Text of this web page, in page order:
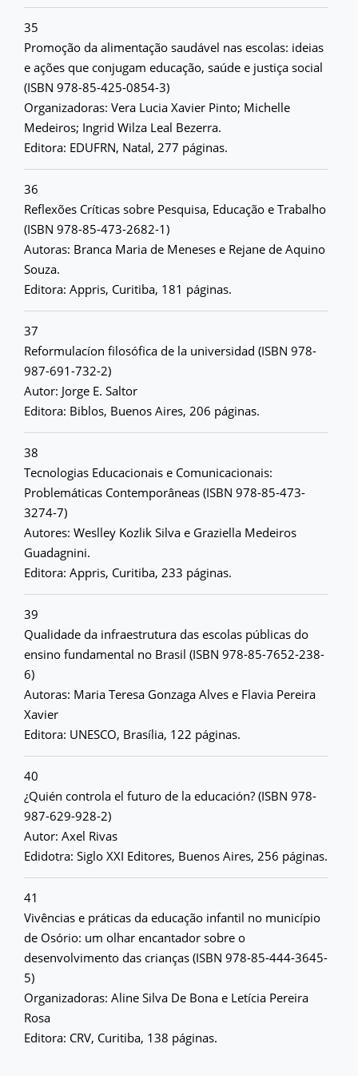
35
Promoção da alimentação saudável nas escolas: ideias
e ações que conjugam educação, saúde e justiça social
(ISBN 978-85-425-0854-3)
Organizadoras: Vera Lucia Xavier Pinto; Michelle
Medeiros; Ingrid Wilza Leal Bezerra.
Editora: EDUFRN, Natal, 277 páginas.
36
Reflexões Críticas sobre Pesquisa, Educação e Trabalho
(ISBN 978-85-473-2682-1)
Autoras: Branca Maria de Meneses e Rejane de Aquino
Souza.
Editora: Appris, Curitiba, 181 páginas.
37
Reformulacíon filosófica de la universidad (ISBN 978-
987-691-732-2)
Autor: Jorge E. Saltor
Editora: Biblos, Buenos Aires, 206 páginas.
38
Tecnologias Educacionais e Comunicacionais:
Problemáticas Contemporâneas (ISBN 978-85-473-
3274-7)
Autores: Weslley Kozlik Silva e Graziella Medeiros
Guadagnini.
Editora: Appris, Curitiba, 233 páginas.
39
Qualidade da infraestrutura das escolas públicas do
ensino fundamental no Brasil (ISBN 978-85-7652-238-
6)
Autoras: Maria Teresa Gonzaga Alves e Flavia Pereira
Xavier
Editora: UNESCO, Brasília, 122 páginas.
40
¿Quién controla el futuro de la educación? (ISBN 978-
987-629-928-2)
Autor: Axel Rivas
Edidotra: Siglo XXI Editores, Buenos Aires, 256 páginas.
41
Vivências e práticas da educação infantil no município
de Osório: um olhar encantador sobre o
desenvolvimento das crianças (ISBN 978-85-444-3645-
5)
Organizadoras: Aline Silva De Bona e Letícia Pereira
Rosa
Editora: CRV, Curitiba, 138 páginas.